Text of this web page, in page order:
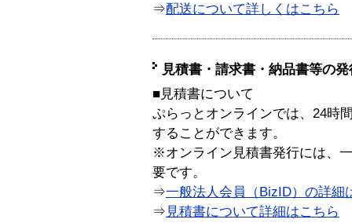
⇒配送について詳しくはこちら
見積書・請求書・納品書等の
■見積書について
ぷらっとオンラインでは、24時
することができます。
※オンライン見積書発行には、
要です。
⇒一般法人会員（BizID）の詳細
⇒ 見積書について詳細はこちら